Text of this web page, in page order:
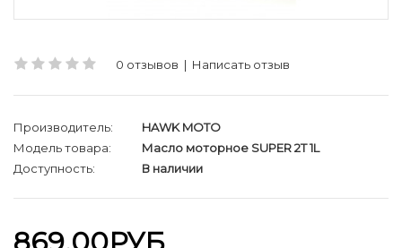
0 отзывов | Написать отзыв
Производитель:
HAWK MOTO
Модель товара:
Масло моторное SUPER 2T 1L
Доступность:
В наличии